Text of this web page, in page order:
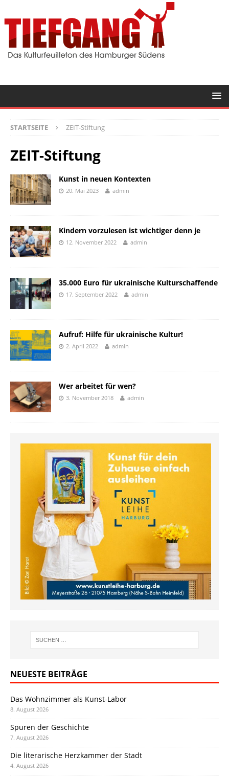
STARTSEITE ZEIT-Stiftung
ZEIT-Stiftung
Kunst in neuen Kontexten
20. Mai 2023 admin
Kindern vorzulesen ist wichtiger denn je
12. November 2022 admin
35.000 Euro für ukrainische Kulturschaffende
17. September 2022 admin
Aufruf: Hilfe für ukrainische Kultur!
2. April 2022 admin
Wer arbeitet für wen?
3. November 2018 admin
NEUESTE BEITRÄGE
Das Wohnzimmer als Kunst-Labor
8. August 2026
Spuren der Geschichte
7. August 2026
Die literarische Herzkammer der Stadt
4. August 2026